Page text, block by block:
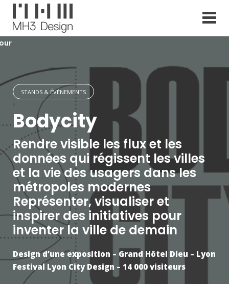
p
t
o
n
STANDS & ÉVÈNEMENTS
Bodycity
Rendre visible les flux et les
données qui régissent les villes
et la vie des usagers dans les
métropoles modernes
Représenter, visualiser et
inspirer des initiatives pour
inventer la ville de demain
Design d’une exposition – Grand Hôtel Dieu – Lyon
Festival Lyon City Design – 14 000 visiteurs